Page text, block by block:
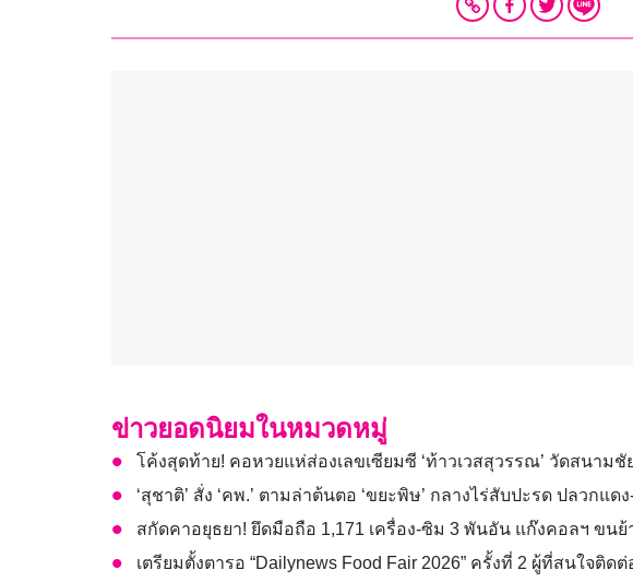
ข่าวยอดนิยมในหมวดหมู่
โค้งสุดท้าย! คอหวยแห่ส่องเลขเซียมซี ‘ท้าวเวสสุวรรณ’ วัดสนามชั
‘สุชาติ’ สั่ง ‘คพ.’ ตามล่าต้นตอ ‘ขยะพิษ’ กลางไร่สับปะรด ปลวกแดง
สกัดคาอยุธยา! ยึดมือถือ 1,171 เครื่อง-ซิม 3 พันอัน แก๊งคอลฯ ข
เตรียมตั้งตารอ “Dailynews Food Fair 2026” ครั้งที่ 2 ผู้ที่สนใจติดต่